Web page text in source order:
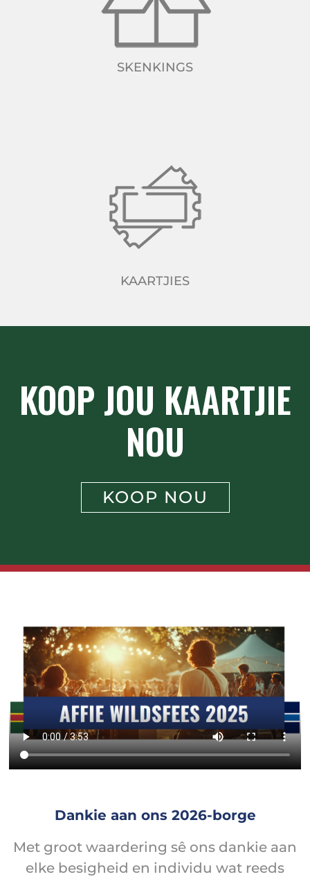
SKENKINGS
KAARTJIES
KOOP JOU KAARTJIE
NOU
KOOP NOU
Dankie aan ons 2026-borge
Met groot waardering sê ons dankie aan
elke besigheid en individu wat reeds